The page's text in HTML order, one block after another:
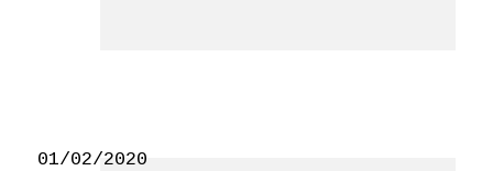
01/02/2020